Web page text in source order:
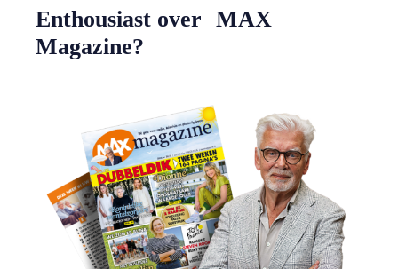
Enthousiast over MAX
Magazine?